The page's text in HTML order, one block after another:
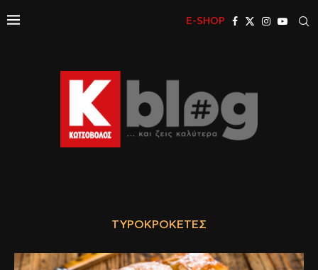
E-SHOP
ΤΥΡΟΚΡΟΚΈΤΕΣ